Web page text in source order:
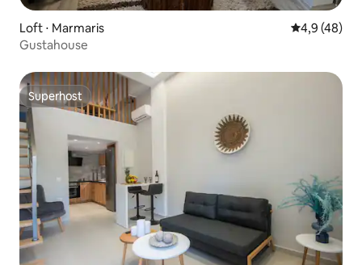
Loft ⋅ Marmaris 4,9 de uma
4,9 (48)
Gustahouse
Superhost
Superhost